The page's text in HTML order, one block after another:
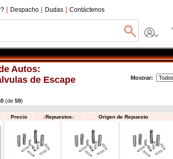
| Despacho | Dudas | Contáctenos
Autos:
de Escape
Mostrar:
(de 59)
Precio ↓Repuestos↓ Origen de Repuesto